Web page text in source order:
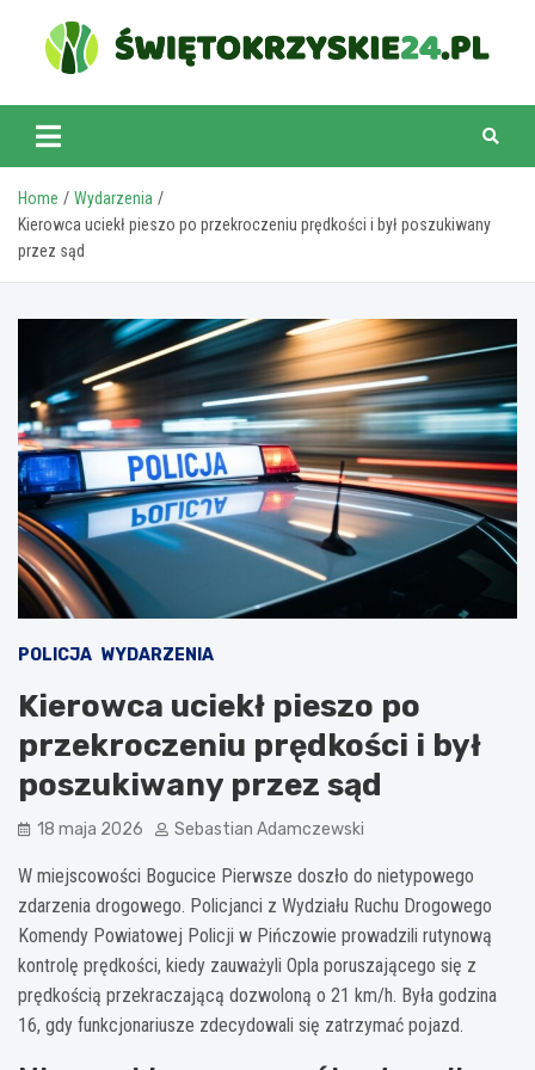
content
swietokrzyskie24.pl
Home
Wydarzenia
Kierowca uciekł pieszo po przekroczeniu prędkości i był poszukiwany
przez sąd
POLICJA WYDARZENIA
Kierowca uciekł pieszo po
przekroczeniu prędkości i był
poszukiwany przez sąd
18 maja 2026 Sebastian Adamczewski
W miejscowości Bogucice Pierwsze doszło do nietypowego
zdarzenia drogowego. Policjanci z Wydziału Ruchu Drogowego
Komendy Powiatowej Policji w Pińczowie prowadzili rutynową
kontrolę prędkości, kiedy zauważyli Opla poruszającego się z
prędkością przekraczającą dozwoloną o 21 km/h. Była godzina
16, gdy funkcjonariusze zdecydowali się zatrzymać pojazd.